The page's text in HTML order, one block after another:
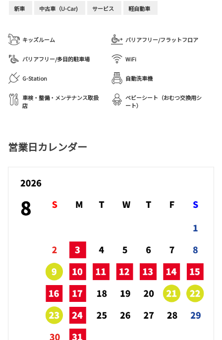
新車 中古車（U-Car) サービス 軽自動車
キッズルーム バリアフリー/フラットフロア
バリアフリー/多目的駐車場 WiFi
G-Station 自動洗車機
車検・整備・メンテナンス取扱
店
ベビーシート（おむつ交換用シ
ート）
営業日カレンダー